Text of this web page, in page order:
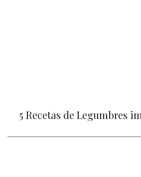
5 Recetas de Legumbres